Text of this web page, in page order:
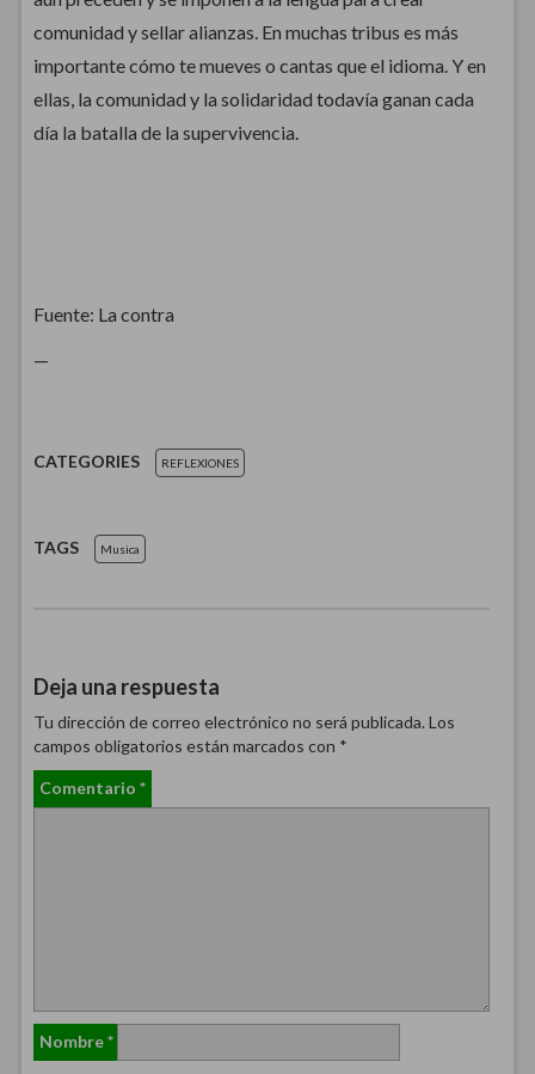
comunidad y sellar alianzas. En muchas tribus es más
importante cómo te mueves o cantas que el idioma. Y en
ellas, la comunidad y la solidaridad todavía ganan cada
día la batalla de la supervivencia.
Fuente: La contra
—
CATEGORIES REFLEXIONES
TAGS Musica
Deja una respuesta
Tu dirección de correo electrónico no será publicada. Los
campos obligatorios están marcados con *
Comentario *
Nombre*